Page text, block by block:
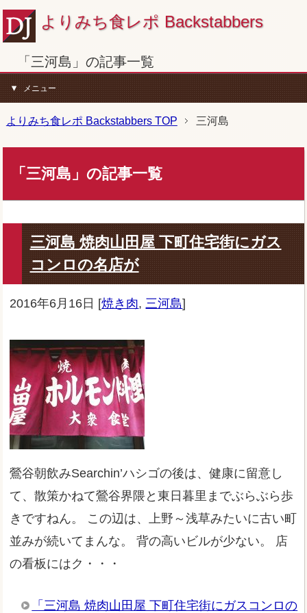
よりみち食レポ Backstabbers
「三河島」の記事一覧
メニュー
よりみち食レポ Backstabbers TOP 三河島
「三河島」の記事一覧
三河島 焼肉山田屋 下町住宅街にガス
コンロの名店が
2016年6月16日 [焼き肉, 三河島]
鶯谷朝飲みSearchin’ハシゴの後は、健康に留意し
て、散策かねて鶯谷界隈と東日暮里までぶらぶら歩
きですねん。 この辺は、上野～浅草みたいに古い町
並みが続いてまんな。 背の高いビルが少ない。 店
の看板にはク・・・
「三河島 焼肉山田屋 下町住宅街にガスコンロの